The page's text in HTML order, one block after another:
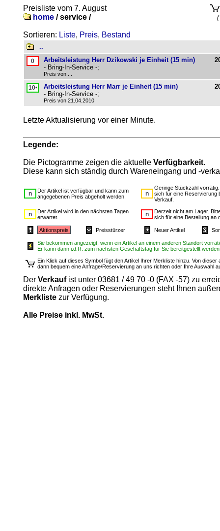
Preisliste vom 7. August
home /service /
Sortieren: Liste, Preis, Bestand
..
Arbeitsleistung Herr Dzikowski je Einheit (15 min)
- Bring-In-Service -;
Preis von . .
Arbeitsleistung Herr Marr je Einheit (15 min)
- Bring-In-Service -;
Preis von 21.04.2010
Letzte Aktualisierung vor einer Minute.
Legende:
Die Pictogramme zeigen die aktuelle Verfügbarkeit.
Diese kann sich ständig durch Wareneingang und -
Der Artikel ist verfügbar und kann zum
angegebenen Preis abgeholt werden.
Geringe Stückzahl
sich für eine Reservierung
Verkauf.
Der Artikel wird in den nächsten Tagen
erwartet.
Derzeit nicht am Lager.
sich für eine Bestellung an
Aktionspreis Preisstürzer Neuer Artikel
Sie bekommen angezeigt, wenn ein Artikel an einem anderen Standort
Er kann dann i.d.R. zum nächsten Geschäftstag für Sie bereitgestellt
Ein Klick auf dieses Symbol fügt den Artikel Ihrer Merkliste hinzu. Von dieser
dann bequem eine Anfrage/Reservierung an uns richten oder Ihre Auswahl
Der Verkaufist unter 03681 / 49 70 -0 (FAX -57) zu
direkte Anfragen oder Reservierungen steht Ihnen
Merkliste zur Verfügung.
Alle Preise inkl. MwSt.